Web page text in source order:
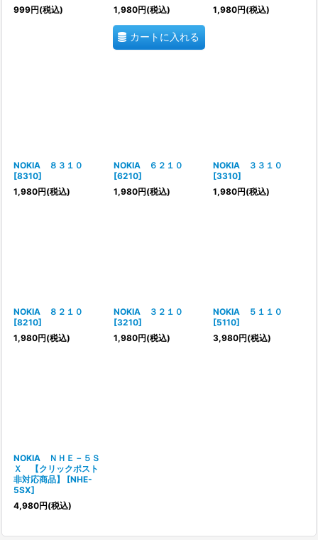
999円(税込)
1,980円(税込)
カートに入れる
1,980円(税込)
NOKIA ８３１０
[8310]
1,980円(税込)
NOKIA ６２１０
[6210]
1,980円(税込)
NOKIA ３３１０
[3310]
1,980円(税込)
NOKIA ８２１０
[8210]
1,980円(税込)
NOKIA ３２１０
[3210]
1,980円(税込)
NOKIA ５１１０
[5110]
3,980円(税込)
NOKIA ＮＨＥ－５Ｓ
Ｘ 【クリックポスト
非対応商品】
[NHE-
5SX]
4,980円(税込)